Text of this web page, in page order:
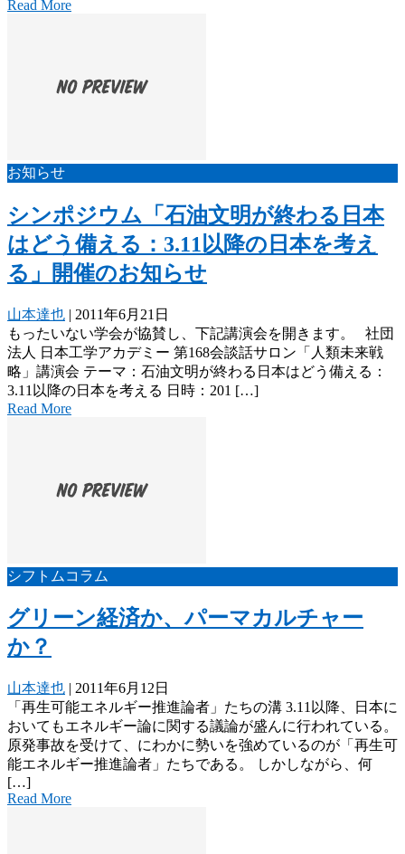
Read More
お知らせ
シンポジウム「石油文明が終わる日本
はどう備える：3.11以降の日本を考え
る」開催のお知らせ
山本達也 | 2011年6月21日
もったいない学会が協賛し、下記講演会を開きます。 社団
法人 日本工学アカデミー 第168会談話サロン「人類未来戦
略」講演会 テーマ：石油文明が終わる日本はどう備える：
3.11以降の日本を考える 日時：201 […]
Read More
シフトムコラム
グリーン経済か、パーマカルチャー
か？
山本達也 | 2011年6月12日
「再生可能エネルギー推進論者」たちの溝 3.11以降、日本に
おいてもエネルギー論に関する議論が盛んに行われている。
原発事故を受けて、にわかに勢いを強めているのが「再生可
能エネルギー推進論者」たちである。 しかしながら、何
[…]
Read More